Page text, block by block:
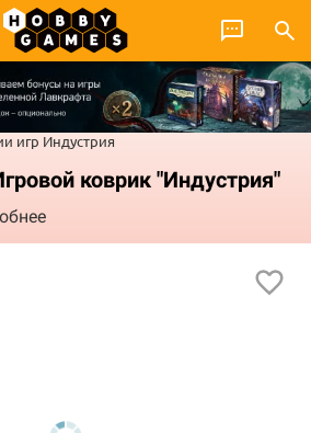
игр Индустрия
коврик "Индустрия"